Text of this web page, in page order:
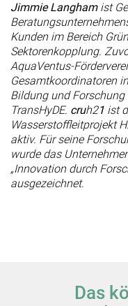
Jimmie Langhamist
Kunden im Bereich
Sektorenkopplung.
AquaVentus-
Gesamtkoordinatoren
Bildung und
TransHyDE. cruh21 ist
Wasserstoffleitprojekt H
aktiv. Für seine
wurde das
„Innovation durch
ausgezeichnet.
Das